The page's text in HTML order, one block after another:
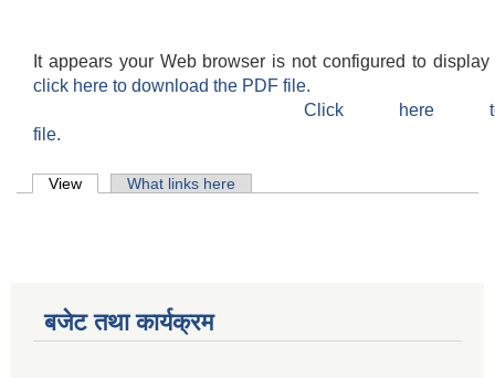
It appears your Web browser is not configured to
click here to download the PDF file.
Click here
file.
Primary tabs
View (active tab)What links here
बजेट तथा कार्यक्रम